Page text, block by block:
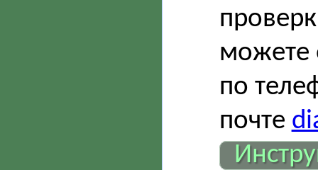
можете
по
почте